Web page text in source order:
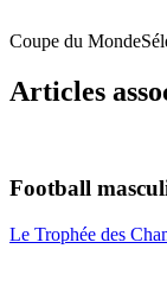
Coupe du Monde
Articles
Football
Le Trophée des